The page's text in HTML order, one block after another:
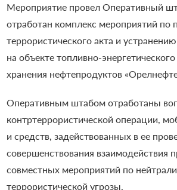
Мероприятие провел Оперативный
отработан комплекс мероприятий по
террористического акта и
на объекте топливно-
хранения нефтепродуктов
Оперативным штабом отработаны
контртеррористической операции,
и средств, задействованных в ее
совершенствования взаимодействия
совместных мероприятий по
террористической угрозы.